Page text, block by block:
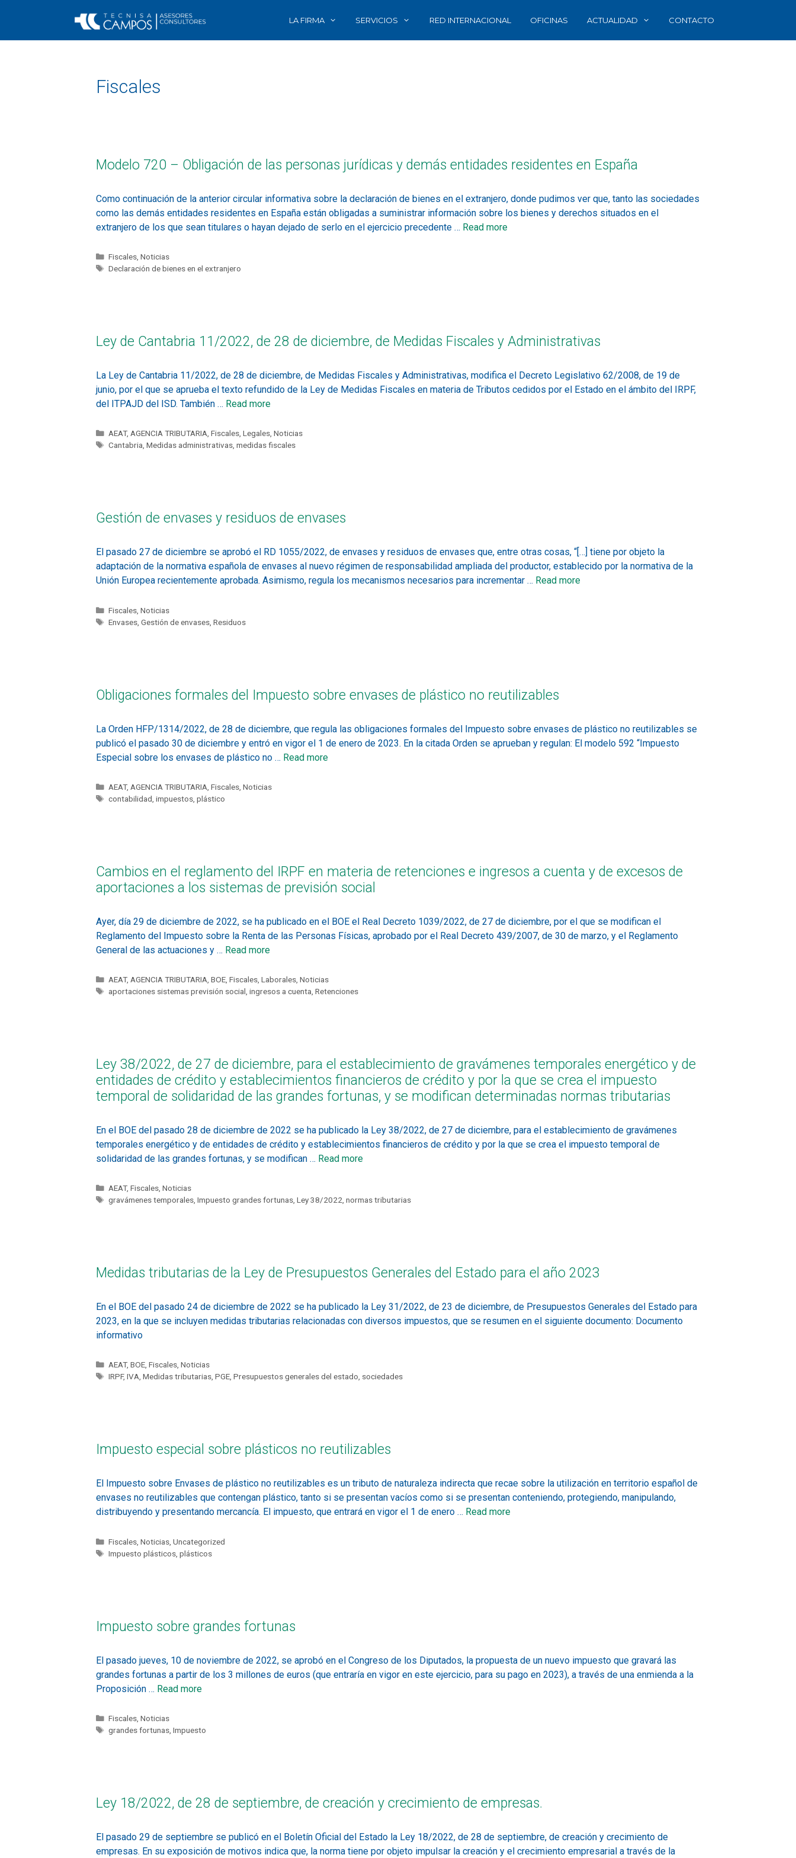
LA FIRMA SERVICIOS RED INTERNACIONAL OFICINAS ACTUALIDAD CONTACTO
Fiscales
Modelo 720 – Obligación de las personas jurídicas y demás entidades residentes en España
Como continuación de la anterior circular informativa sobre la declaración de bienes en el extranjero, donde pudimos ver que, tanto las sociedades
como las demás entidades residentes en España están obligadas a suministrar información sobre los bienes y derechos situados en el
extranjero de los que sean titulares o hayan dejado de serlo en el ejercicio precedente … Read more
Fiscales ,Noticias
Declaración de bienes en el extranjero
Ley de Cantabria 11/2022, de 28 de diciembre, de Medidas Fiscales y Administrativas
La Ley de Cantabria 11/2022, de 28 de diciembre, de Medidas Fiscales y Administrativas, modifica el Decreto Legislativo 62/2008, de 19 de
junio, por el que se aprueba el texto refundido de la Ley de Medidas Fiscales en materia de Tributos cedidos por el Estado en el ámbito del IRPF,
del ITPAJD del ISD. También … Read more
AEAT,AGENCIA TRIBUTARIA,Fiscales,Legales,Noticias
Cantabria,Medidas administrativas,medidas fiscales
Gestión de envases y residuos de envases
El pasado 27 de diciembre se aprobó el RD 1055/2022, de envases y residuos de envases que, entre otras cosas, “[…] tiene por objeto la
adaptación de la normativa española de envases al nuevo régimen de responsabilidad ampliada del productor, establecido por la normativa de la
Unión Europea recientemente aprobada. Asimismo, regula los mecanismos necesarios para incrementar … Read more
Fiscales ,Noticias
Envases ,Gestión de envases ,Residuos
Obligaciones formales del Impuesto sobre envases de plástico no reutilizables
La Orden HFP/1314/2022, de 28 de diciembre, que regula las obligaciones formales del Impuesto sobre envases de plástico no reutilizables se
publicó el pasado 30 de diciembre y entró en vigor el 1 de enero de 2023. En la citada Orden se aprueban y regulan: El modelo 592 “Impuesto
Especial sobre los envases de plástico no … Read more
AEAT, AGENCIA TRIBUTARIA ,Fiscales ,Noticias
contabilidad ,impuestos ,plástico
Cambios en el reglamento del IRPF en materia de retenciones e ingresos a cuenta y de excesos de
aportaciones a los sistemas de previsión social
Ayer, día 29 de diciembre de 2022, se ha publicado en el BOE el Real Decreto 1039/2022, de 27 de diciembre, por el que se modifican el
Reglamento del Impuesto sobre la Renta de las Personas Físicas, aprobado por el Real Decreto 439/2007, de 30 de marzo, y el Reglamento
General de las actuaciones y … Read more
AEAT, AGENCIA TRIBUTARIA ,BOE ,Fiscales ,Laborales ,Noticias
aportaciones sistemas previsión social ,ingresos a cuenta ,Retenciones
Ley 38/2022, de 27 de diciembre, para el establecimiento de gravámenes temporales energético y de
entidades de crédito y establecimientos financieros de crédito y por la que se crea el impuesto
temporal de solidaridad de las grandes fortunas, y se modifican determinadas normas tributarias
En el BOE del pasado 28 de diciembre de 2022 se ha publicado la Ley 38/2022, de 27 de diciembre, para el establecimiento de gravámenes
temporales energético y de entidades de crédito y establecimientos financieros de crédito y por la que se crea el impuesto temporal de
solidaridad de las grandes fortunas, y se modifican … Read more
AEAT,Fiscales ,Noticias
gravámenes temporales ,Impuesto grandes fortunas ,Ley 38/2022 ,normas tributarias
Medidas tributarias de la Ley de Presupuestos Generales del Estado para el año 2023
En el BOE del pasado 24 de diciembre de 2022 se ha publicado la Ley 31/2022, de 23 de diciembre, de Presupuestos Generales del Estado para
2023, en la que se incluyen medidas tributarias relacionadas con diversos impuestos, que se resumen en el siguiente documento: Documento
informativo
AEAT,BOE,Fiscales,Noticias
IRPF,IVA,Medidas tributarias,PGE,Presupuestos generales del estado, sociedades
Impuesto especial sobre plásticos no reutilizables
El Impuesto sobre Envases de plástico no reutilizables es un tributo de naturaleza indirecta que recae sobre la utilización en territorio español de
envases no reutilizables que contengan plástico, tanto si se presentan vacíos como si se presentan conteniendo, protegiendo, manipulando,
distribuyendo y presentando mercancía. El impuesto, que entrará en vigor el 1 de enero … Read more
Fiscales ,Noticias ,Uncategorized
Impuesto plásticos ,plásticos
Impuesto sobre grandes fortunas
El pasado jueves, 10 de noviembre de 2022, se aprobó en el Congreso de los Diputados, la propuesta de un nuevo impuesto que gravará las
grandes fortunas a partir de los 3 millones de euros (que entraría en vigor en este ejercicio, para su pago en 2023), a través de una enmienda a la
Proposición … Read more
Fiscales ,Noticias
grandes fortunas ,Impuesto
Ley 18/2022, de 28 de septiembre, de creación y crecimiento de empresas.
El pasado 29 de septiembre se publicó en el Boletín Oficial del Estado la Ley 18/2022, de 28 de septiembre, de creación y crecimiento de
empresas. En su exposición de motivos indica que, la norma tiene por objeto impulsar la creación y el crecimiento empresarial a través de la